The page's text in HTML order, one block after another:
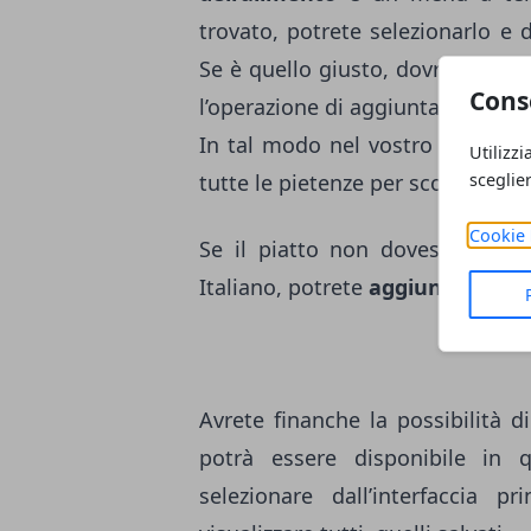
Cookie
trovato, potrete selezionarlo e
Se è quello giusto, dovrete
l’operazione di aggiunta per
In tal modo nel vostro
menu
tutte le pietenze per scoprire il
Se il piatto non dovesse
Italiano, potrete aggiungerlo
Avrete finanche la possibilità di
potrà essere disponibile in
selezionare dall’interfaccia